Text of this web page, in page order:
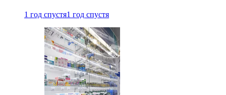
1 год спустя1 год спустя